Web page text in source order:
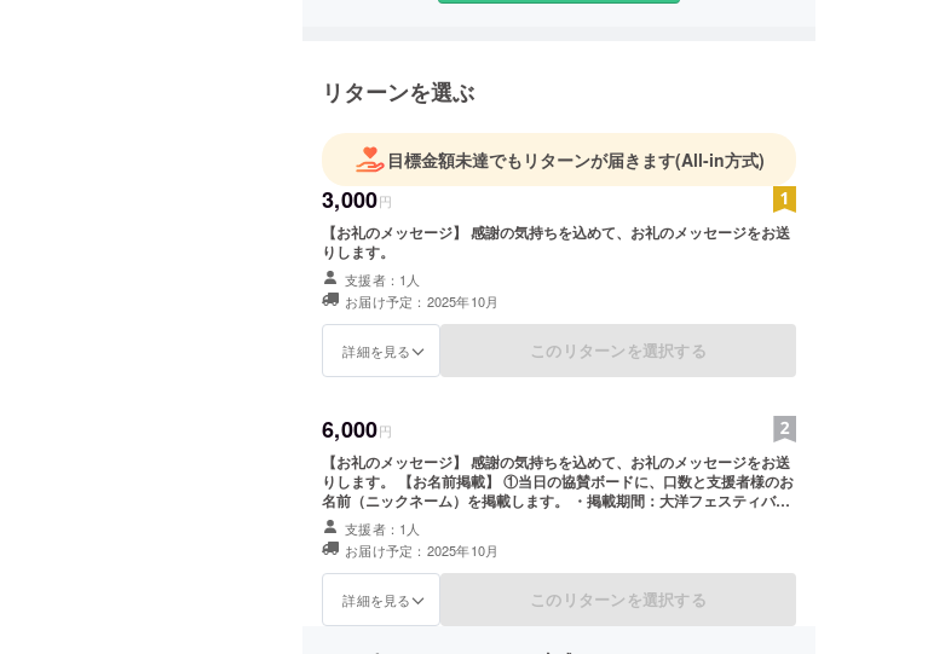
リターンを選ぶ
目標金額未達でもリターンが届きます(All-in方式)
3,000円
【お礼のメッセージ】 感謝の気持ちを込めて、お礼のメッセージをお送
りします。
支援者：1人
お届け予定：2025年10月
詳細を見る このリターンを選択する
6,000円
【お礼のメッセージ】 感謝の気持ちを込めて、お礼のメッセージをお送
りします。 【お名前掲載】 ①当日の協賛ボードに、口数と支援者様のお
名前（ニックネーム）を掲載します。 ・掲載期間：大洋フェスティバル
当日 ・掲載方法：文字のみ、ロゴ／バナーの掲載は不可 ・掲載サイズ：
小（高さ２ｃｍ程度） 数量４口以上購入の場合は、中
（高さ３ｃｍ程度） ・支援時、必ず備考欄に希望されるお名前をご記入
ください。 【粗品の提供】 ・粗品（フェイスタオルの予定）を送付させ
ていただきます。 ・フェイスタオル240匁（380㎜*800㎜）
支援者：1人
お届け予定：2025年10月
詳細を見る このリターンを選択する